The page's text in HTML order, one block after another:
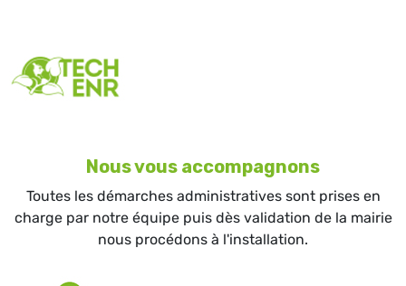
Nous vous accompagnons
Toutes les démarches administratives sont prises en
charge par notre équipe puis dès validation de la mairie
nous procédons à l'installation.